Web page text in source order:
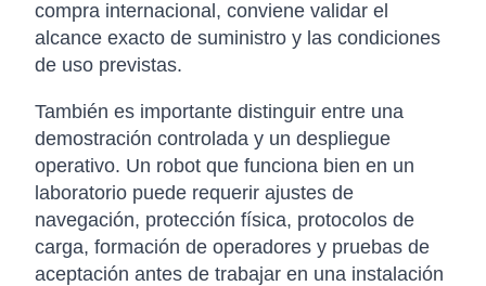
compra internacional, conviene validar el
alcance exacto de suministro y las condiciones
de uso previstas.
También es importante distinguir entre una
demostración controlada y un despliegue
operativo. Un robot que funciona bien en un
laboratorio puede requerir ajustes de
navegación, protección física, protocolos de
carga, formación de operadores y pruebas de
aceptación antes de trabajar en una instalación